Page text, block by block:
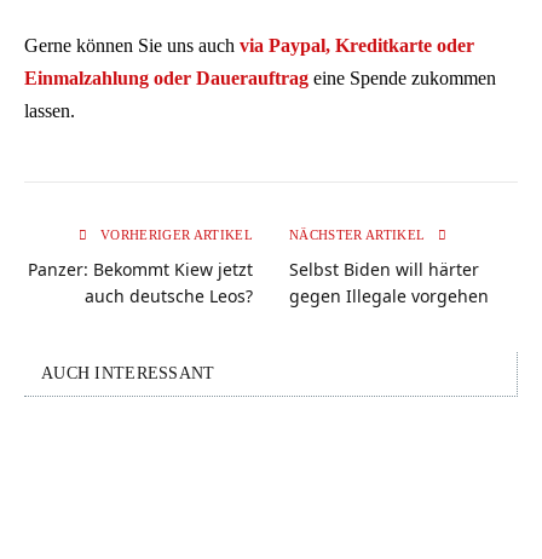
Gerne können Sie uns auch via Paypal, Kreditkarte oder
Einmalzahlung oder Dauerauftrag eine Spende zukommen
lassen.
VORHERIGER ARTIKEL
Panzer: Bekommt Kiew jetzt
auch deutsche Leos?
NÄCHSTER ARTIKEL
Selbst Biden will härter
gegen Illegale vorgehen
AUCH INTERESSANT